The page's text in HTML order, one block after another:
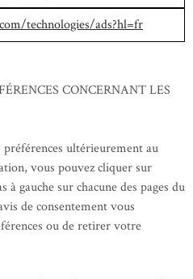
technologies/ads?hl=fr
CONCERNANT LES
ultérieurement au
vous pouvez cliquer sur
à gauche sur chacune des pages du
de consentement vous
ou de retirer votre